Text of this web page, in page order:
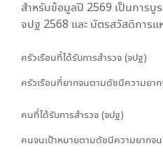
สำหรับข้อมูลปี 2569 เป็นการบู
จปฐ 2568 และ บัตรสวัสดิการแ
ครัวเรือนที่ได้รับการสำรวจ (จปฐ)
ครัวเรือนที่ยากจนตามดัชนีความยา
คนที่ได้รับการสำรวจ (จปฐ)
คนจนเป้าหมายตามดัชนีความยากจ